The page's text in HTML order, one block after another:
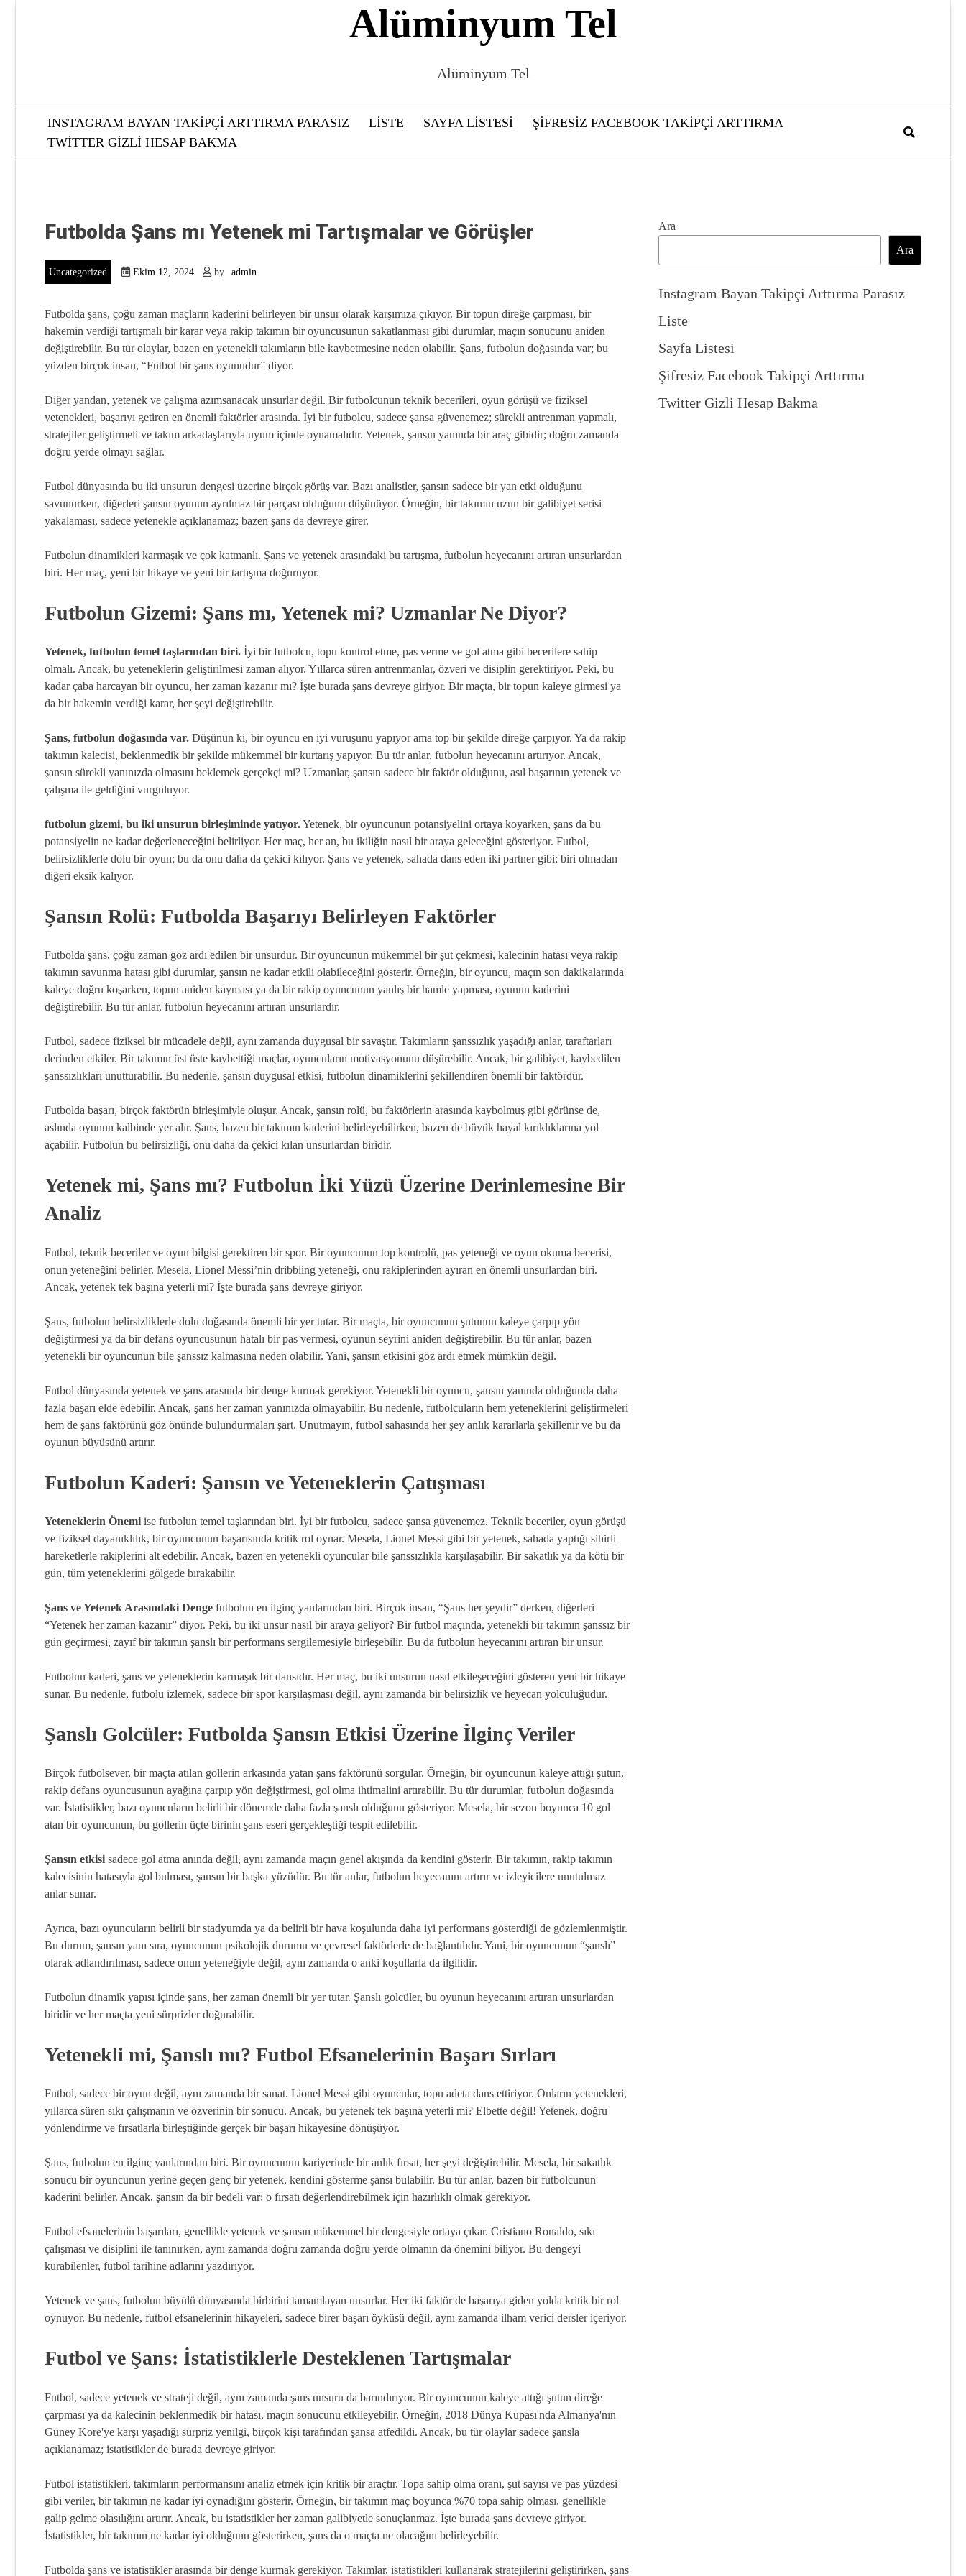
Alüminyum Tel
Alüminyum Tel
INSTAGRAM BAYAN TAKIPÇI ARTTIRMA PARASIZ LISTE SAYFA LISTESI
ŞIFRESIZ FACEBOOK TAKIPÇI ARTTIRMA
TWITTER GIZLI HESAP BAKMA
Futbolda Şans mı Yetenek mi Tartışmalar ve Görüşler
Uncategorized Ekim 12, 2024 by admin
Futbolda şans, çoğu zaman maçların kaderini belirleyen bir unsur olarak karşımıza çıkıyor. Bir topun direğe çarpması, bir
hakemin verdiği tartışmalı bir karar veya rakip takımın bir oyuncusunun sakatlanması gibi durumlar, maçın sonucunu aniden
değiştirebilir. Bu tür olaylar, bazen en yetenekli takımların bile kaybetmesine neden olabilir. Şans, futbolun doğasında var; bu
yüzden birçok insan, “Futbol bir şans oyunudur” diyor.
Diğer yandan, yetenek ve çalışma azımsanacak unsurlar değil. Bir futbolcunun teknik becerileri, oyun görüşü ve fiziksel
yetenekleri, başarıyı getiren en önemli faktörler arasında. İyi bir futbolcu, sadece şansa güvenemez; sürekli antrenman yapmalı,
stratejiler geliştirmeli ve takım arkadaşlarıyla uyum içinde oynamalıdır. Yetenek, şansın yanında bir araç gibidir; doğru zamanda
doğru yerde olmayı sağlar.
Futbol dünyasında bu iki unsurun dengesi üzerine birçok görüş var. Bazı analistler, şansın sadece bir yan etki olduğunu
savunurken, diğerleri şansın oyunun ayrılmaz bir parçası olduğunu düşünüyor. Örneğin, bir takımın uzun bir galibiyet serisi
yakalaması, sadece yetenekle açıklanamaz; bazen şans da devreye girer.
Futbolun dinamikleri karmaşık ve çok katmanlı. Şans ve yetenek arasındaki bu tartışma, futbolun heyecanını artıran unsurlardan
biri. Her maç, yeni bir hikaye ve yeni bir tartışma doğuruyor.
Futbolun Gizemi: Şans mı, Yetenek mi? Uzmanlar Ne Diyor?
Yetenek, futbolun temel taşlarından biri. İyi bir futbolcu, topu kontrol etme, pas verme ve gol atma gibi becerilere sahip
olmalı. Ancak, bu yeteneklerin geliştirilmesi zaman alıyor. Yıllarca süren antrenmanlar, özveri ve disiplin gerektiriyor. Peki, bu
kadar çaba harcayan bir oyuncu, her zaman kazanır mı? İşte burada şans devreye giriyor. Bir maçta, bir topun kaleye girmesi ya
da bir hakemin verdiği karar, her şeyi değiştirebilir.
Şans, futbolun doğasında var. Düşünün ki, bir oyuncu en iyi vuruşunu yapıyor ama top bir şekilde direğe çarpıyor. Ya da rakip
takımın kalecisi, beklenmedik bir şekilde mükemmel bir kurtarış yapıyor. Bu tür anlar, futbolun heyecanını artırıyor. Ancak,
şansın sürekli yanınızda olmasını beklemek gerçekçi mi? Uzmanlar, şansın sadece bir faktör olduğunu, asıl başarının yetenek ve
çalışma ile geldiğini vurguluyor.
futbolun gizemi, bu iki unsurun birleşiminde yatıyor.Yetenek, bir oyuncunun potansiyelini ortaya koyarken, şans da bu
potansiyelin ne kadar değerleneceğini belirliyor. Her maç, her an, bu ikiliğin nasıl bir araya geleceğini gösteriyor. Futbol,
belirsizliklerle dolu bir oyun; bu da onu daha da çekici kılıyor. Şans ve yetenek, sahada dans eden iki partner gibi; biri olmadan
diğeri eksik kalıyor.
Şansın Rolü: Futbolda Başarıyı Belirleyen Faktörler
Futbolda şans, çoğu zaman göz ardı edilen bir unsurdur. Bir oyuncunun mükemmel bir şut çekmesi, kalecinin hatası veya rakip
takımın savunma hatası gibi durumlar, şansın ne kadar etkili olabileceğini gösterir. Örneğin, bir oyuncu, maçın son dakikalarında
kaleye doğru koşarken, topun aniden kayması ya da bir rakip oyuncunun yanlış bir hamle yapması, oyunun kaderini
değiştirebilir. Bu tür anlar, futbolun heyecanını artıran unsurlardır.
Futbol, sadece fiziksel bir mücadele değil, aynı zamanda duygusal bir savaştır. Takımların şanssızlık yaşadığı anlar, taraftarları
derinden etkiler. Bir takımın üst üste kaybettiği maçlar, oyuncuların motivasyonunu düşürebilir. Ancak, bir galibiyet, kaybedilen
şanssızlıkları unutturabilir. Bu nedenle, şansın duygusal etkisi, futbolun dinamiklerini şekillendiren önemli bir faktördür.
Futbolda başarı, birçok faktörün birleşimiyle oluşur. Ancak, şansın rolü, bu faktörlerin arasında kaybolmuş gibi görünse de,
aslında oyunun kalbinde yer alır. Şans, bazen bir takımın kaderini belirleyebilirken, bazen de büyük hayal kırıklıklarına yol
açabilir. Futbolun bu belirsizliği, onu daha da çekici kılan unsurlardan biridir.
Yetenek mi, Şans mı? Futbolun İki Yüzü Üzerine Derinlemesine Bir
Analiz
Futbol, teknik beceriler ve oyun bilgisi gerektiren bir spor. Bir oyuncunun top kontrolü, pas yeteneği ve oyun okuma becerisi,
onun yeteneğini belirler. Mesela, Lionel Messi’nin dribbling yeteneği, onu rakiplerinden ayıran en önemli unsurlardan biri.
Ancak, yetenek tek başına yeterli mi? İşte burada şans devreye giriyor.
Şans, futbolun belirsizliklerle dolu doğasında önemli bir yer tutar. Bir maçta, bir oyuncunun şutunun kaleye çarpıp yön
değiştirmesi ya da bir defans oyuncusunun hatalı bir pas vermesi, oyunun seyrini aniden değiştirebilir. Bu tür anlar, bazen
yetenekli bir oyuncunun bile şanssız kalmasına neden olabilir. Yani, şansın etkisini göz ardı etmek mümkün değil.
Futbol dünyasında yetenek ve şans arasında bir denge kurmak gerekiyor. Yetenekli bir oyuncu, şansın yanında olduğunda daha
fazla başarı elde edebilir. Ancak, şans her zaman yanınızda olmayabilir. Bu nedenle, futbolcuların hem yeteneklerini geliştirmeleri
hem de şans faktörünü göz önünde bulundurmaları şart. Unutmayın, futbol sahasında her şey anlık kararlarla şekillenir ve bu da
oyunun büyüsünü artırır.
Futbolun Kaderi: Şansın ve Yeteneklerin Çatışması
Yeteneklerin Önemi ise futbolun temel taşlarından biri. İyi bir futbolcu, sadece şansa güvenemez. Teknik beceriler, oyun görüşü
ve fiziksel dayanıklılık, bir oyuncunun başarısında kritik rol oynar. Mesela, Lionel Messi gibi bir yetenek, sahada yaptığı sihirli
hareketlerle rakiplerini alt edebilir. Ancak, bazen en yetenekli oyuncular bile şanssızlıkla karşılaşabilir. Bir sakatlık ya da kötü bir
gün, tüm yeteneklerini gölgede bırakabilir.
Şans ve Yetenek Arasındaki Denge futbolun en ilginç yanlarından biri. Birçok insan, “Şans her şeydir” derken, diğerleri
“Yetenek her zaman kazanır” diyor. Peki, bu iki unsur nasıl bir araya geliyor? Bir futbol maçında, yetenekli bir takımın şanssız bir
gün geçirmesi, zayıf bir takımın şanslı bir performans sergilemesiyle birleşebilir. Bu da futbolun heyecanını artıran bir unsur.
Futbolun kaderi, şans ve yeteneklerin karmaşık bir dansıdır. Her maç, bu iki unsurun nasıl etkileşeceğini gösteren yeni bir hikaye
sunar. Bu nedenle, futbolu izlemek, sadece bir spor karşılaşması değil, aynı zamanda bir belirsizlik ve heyecan yolculuğudur.
Şanslı Golcüler: Futbolda Şansın Etkisi Üzerine İlginç Veriler
Birçok futbolsever, bir maçta atılan gollerin arkasında yatan şans faktörünü sorgular. Örneğin, bir oyuncunun kaleye attığı şutun,
rakip defans oyuncusunun ayağına çarpıp yön değiştirmesi, gol olma ihtimalini artırabilir. Bu tür durumlar, futbolun doğasında
var. İstatistikler, bazı oyuncuların belirli bir dönemde daha fazla şanslı olduğunu gösteriyor. Mesela, bir sezon boyunca 10 gol
atan bir oyuncunun, bu gollerin üçte birinin şans eseri gerçekleştiği tespit edilebilir.
Şansın etkisi sadece gol atma anında değil, aynı zamanda maçın genel akışında da kendini gösterir. Bir takımın, rakip takımın
kalecisinin hatasıyla gol bulması, şansın bir başka yüzüdür. Bu tür anlar, futbolun heyecanını artırır ve izleyicilere unutulmaz
anlar sunar.
Ayrıca, bazı oyuncuların belirli bir stadyumda ya da belirli bir hava koşulunda daha iyi performans gösterdiği de gözlemlenmiştir.
Bu durum, şansın yanı sıra, oyuncunun psikolojik durumu ve çevresel faktörlerle de bağlantılıdır. Yani, bir oyuncunun “şanslı”
olarak adlandırılması, sadece onun yeteneğiyle değil, aynı zamanda o anki koşullarla da ilgilidir.
Futbolun dinamik yapısı içinde şans, her zaman önemli bir yer tutar. Şanslı golcüler, bu oyunun heyecanını artıran unsurlardan
biridir ve her maçta yeni sürprizler doğurabilir.
Yetenekli mi, Şanslı mı? Futbol Efsanelerinin Başarı Sırları
Futbol, sadece bir oyun değil, aynı zamanda bir sanat. Lionel Messi gibi oyuncular, topu adeta dans ettiriyor. Onların yetenekleri,
yıllarca süren sıkı çalışmanın ve özverinin bir sonucu. Ancak, bu yetenek tek başına yeterli mi? Elbette değil! Yetenek, doğru
yönlendirme ve fırsatlarla birleştiğinde gerçek bir başarı hikayesine dönüşüyor.
Şans, futbolun en ilginç yanlarından biri. Bir oyuncunun kariyerinde bir anlık fırsat, her şeyi değiştirebilir. Mesela, bir sakatlık
sonucu bir oyuncunun yerine geçen genç bir yetenek, kendini gösterme şansı bulabilir. Bu tür anlar, bazen bir futbolcunun
kaderini belirler. Ancak, şansın da bir bedeli var; o fırsatı değerlendirebilmek için hazırlıklı olmak gerekiyor.
Futbol efsanelerinin başarıları, genellikle yetenek ve şansın mükemmel bir dengesiyle ortaya çıkar. Cristiano Ronaldo, sıkı
çalışması ve disiplini ile tanınırken, aynı zamanda doğru zamanda doğru yerde olmanın da önemini biliyor. Bu dengeyi
kurabilenler, futbol tarihine adlarını yazdırıyor.
Yetenek ve şans, futbolun büyülü dünyasında birbirini tamamlayan unsurlar. Her iki faktör de başarıya giden yolda kritik bir rol
oynuyor. Bu nedenle, futbol efsanelerinin hikayeleri, sadece birer başarı öyküsü değil, aynı zamanda ilham verici dersler içeriyor.
Futbol ve Şans: İstatistiklerle Desteklenen Tartışmalar
Futbol, sadece yetenek ve strateji değil, aynı zamanda şans unsuru da barındırıyor. Bir oyuncunun kaleye attığı şutun direğe
çarpması ya da kalecinin beklenmedik bir hatası, maçın sonucunu etkileyebilir. Örneğin, 2018 Dünya Kupası'nda Almanya'nın
Güney Kore'ye karşı yaşadığı sürpriz yenilgi, birçok kişi tarafından şansa atfedildi. Ancak, bu tür olaylar sadece şansla
açıklanamaz; istatistikler de burada devreye giriyor.
Futbol istatistikleri, takımların performansını analiz etmek için kritik bir araçtır. Topa sahip olma oranı, şut sayısı ve pas yüzdesi
gibi veriler, bir takımın ne kadar iyi oynadığını gösterir. Örneğin, bir takımın maç boyunca %70 topa sahip olması, genellikle
galip gelme olasılığını artırır. Ancak, bu istatistikler her zaman galibiyetle sonuçlanmaz. İşte burada şans devreye giriyor.
İstatistikler, bir takımın ne kadar iyi olduğunu gösterirken, şans da o maçta ne olacağını belirleyebilir.
Futbolda şans ve istatistikler arasında bir denge kurmak gerekiyor. Takımlar, istatistikleri kullanarak stratejilerini geliştirirken, şans
Ara
Ara
Instagram Bayan Takipçi Arttırma Parasız
Liste
Sayfa Listesi
Şifresiz Facebook Takipçi Arttırma
Twitter Gizli Hesap Bakma